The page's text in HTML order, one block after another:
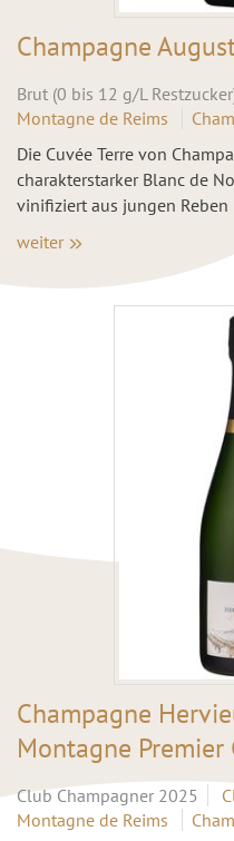
Champagne
Brut (0 bis 12 g/L
Montagne de Reims
Die Cuvée Terre von
charakterstarker Blanc de
vinifiziert aus jungen
weiter
Champagne
Montagne Premier
Club Champagner 2025
Montagne de Reims